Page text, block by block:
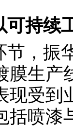
可持续
节，振
膜生产
现受到
括喷漆